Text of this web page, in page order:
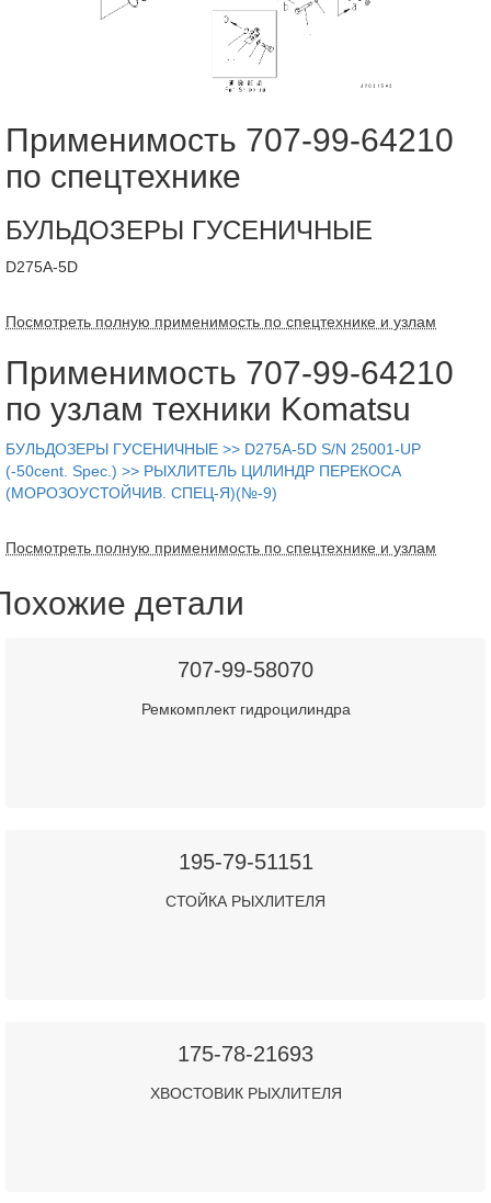
Применимость 707-99-64210
по спецтехнике
БУЛЬДОЗЕРЫ ГУСЕНИЧНЫЕ
D275A-5D
Посмотреть полную применимость по спецтехнике и узлам
Применимость 707-99-64210
по узлам техники Komatsu
БУЛЬДОЗЕРЫ ГУСЕНИЧНЫЕ >> D275A-5D S/N 25001-UP
(-50cent. Spec.) >> РЫХЛИТЕЛЬ ЦИЛИНДР ПЕРЕКОСА
(МОРОЗОУСТОЙЧИВ. СПЕЦ-Я)(№-9)
Посмотреть полную применимость по спецтехнике и узлам
детали
707-99-58070
Ремкомплект гидроцилиндра
195-79-51151
СТОЙКА РЫХЛИТЕЛЯ
175-78-21693
ХВОСТОВИК РЫХЛИТЕЛЯ